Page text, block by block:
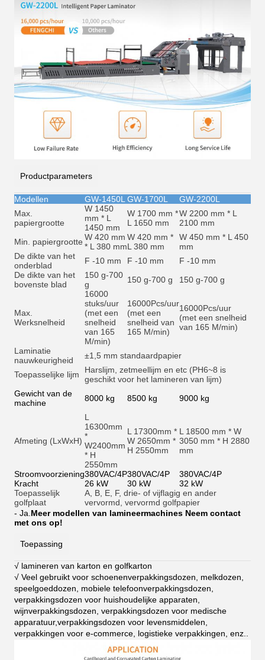
Productparameters
Modellen GW-1450L GW-1700L
GW-2200L
Max.
papiergrootte
W 1450
mm * L
1450 mm
W 1700 mm *
L 1650 mm
W 2200 mm * L
2100 mm
Min. papiergrootte W 420 mm
* L 380 mm
W 420 mm *
L 380 mm
W 450 mm * L 450
mm
De dikte van het
onderblad
F -10 mm F -10 mm
F -10 mm
De dikte van het
bovenste blad
150 g-700
g
150 g-700 g 150 g-700 g
Max.
Werksnelheid
16000
stuks/uur
(met een
snelheid
van 165
M/min)
16000Pcs/uur
(met een
snelheid van
165 M/min)
16000Pcs/uur
(met een snelheid
van 165 M/min)
Laminatie
nauwkeurigheid
±1,5 mm standaardpapier
Toepasselijke lijm
Harslijm, zetmeellijm en etc (PH6~8 is
geschikt voor het lamineren van lijm)
Gewicht van de
machine
8000 kg 8500 kg 9000 kg
Afmeting (LxWxH)
L
16300mm
*
W2400mm
* H
2550mm
L 17300mm *
W 2650mm *
H 2550mm
L 18500 mm * W
3050 mm * H 2880
mm
Stroomvoorziening380VAC/4P380VAC/4P
380VAC/4P
Kracht
26 kW 30 kW
32 kW
Toepasselijk
golfplaat
A, B, E, F, drie- of vijflagig en ander
vervormd, vervormd golfpapier
- Ja. Meer modellen van lamineermachines Neem contact
met ons op!
Toepassing
√ lamineren van karton en golfkarton
√ Veel gebruikt voor schoenenverpakkingsdozen, melkdozen,
speelgoeddozen, mobiele telefoonverpakkingsdozen,
verpakkingsdozen voor huishoudelijke apparaten,
wijnverpakkingsdozen, verpakkingsdozen voor medische
apparatuur,verpakkingsdozen voor levensmiddelen,
verpakkingen voor e-commerce, logistieke verpakkingen, enz.